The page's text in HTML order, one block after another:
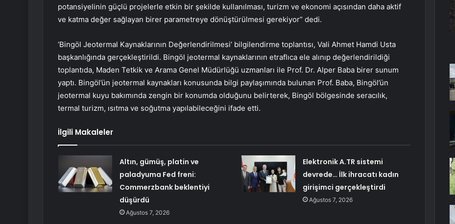
potansiyelinin güçlü projelerle etkin bir şekilde kullanılması, turizm ve ekonomi açısından daha aktif
ve katma değer sağlayan birer parametreye dönüştürülmesi gerekiyor” dedi.
‘Bingöl Jeotermal Kaynaklarının Değerlendirilmesi’ bilgilendirme toplantısı, Vali Ahmet Hamdi Usta
başkanlığında gerçekleştirildi. Bingöl jeotermal kaynaklarının etraflıca ele alınıp değerlendirildiği
toplantıda, Maden Tetkik ve Arama Genel Müdürlüğü uzmanları ile Prof. Dr. Alper Baba birer sunum
yaptı. Bingöl’ün jeotermal kaynakları konusunda bilgi paylaşımında bulunan Prof. Baba, Bingöl’ün
jeotermal kuyu bakımında zengin bir konumda olduğunu belirterek, Bingöl bölgesinde seracılık,
termal turizm, ısıtma ve soğutma yapılabileceğini ifade etti.
İlgili Makaleler
Altın, gümüş, platin ve
paladyuma Fed freni:
Commerzbank beklentiyi
düşürdü
Ağustos 7, 2026
Elektronik A.TR sistemi
devrede… İlk ihracatı kadın
girişimci gerçekleştirdi
Ağustos 7, 2026